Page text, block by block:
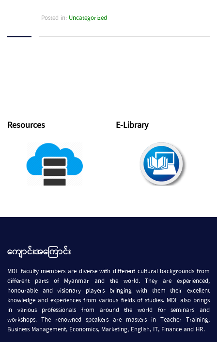
Posted in: Uncategorized
Resources E-Library
ကျောင်းအကြောင်း
MDL faculty members are diverse with different cultural backgrounds from
different parts of Myanmar and the world. They are experienced,
honourable and visionary players bringing with them their excellent
knowledge and experiences from various fields of studies. MDL also brings
in various professionals from around the world for seminars and
workshops. The renowned speakers are masters in Teacher Training,
Business Management, Economics, Marketing, English, IT, Finance and HR.